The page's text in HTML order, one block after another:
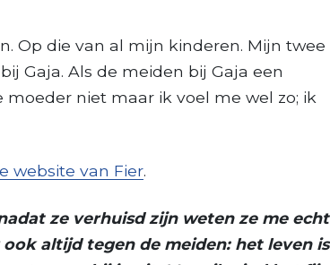
Op die van al mijn kinderen. Mijn twee
Gaja. Als de meiden bij Gaja een
niet maar ik voel me wel zo; ik
website van Fier.
ze verhuisd zijn weten ze me echt
altijd tegen de meiden: het leven is